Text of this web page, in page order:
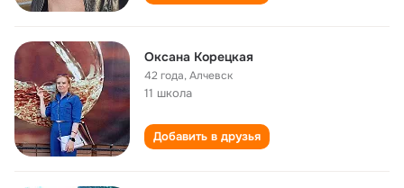
Оксана Корецкая
42 года,Алчевск
11 школа
Добавить в друзья